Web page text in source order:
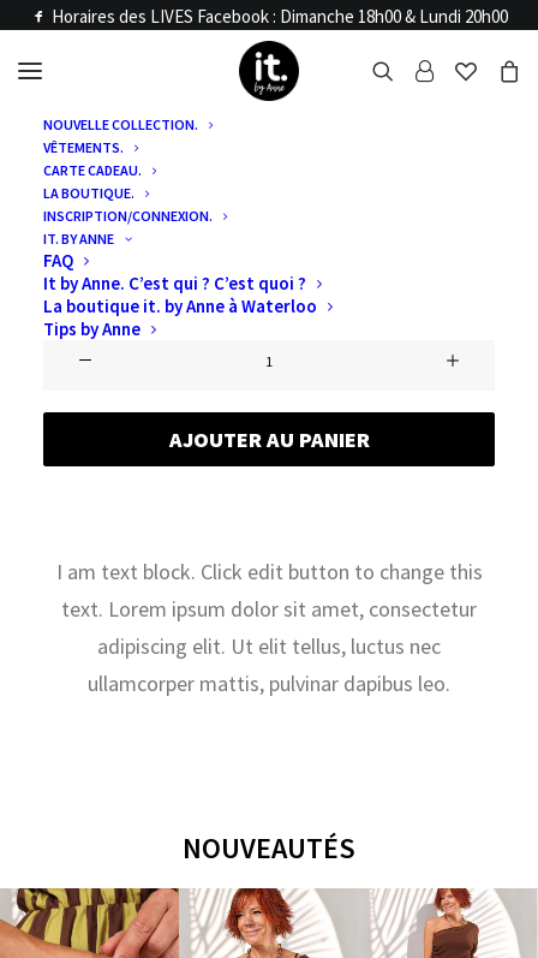
Horaires des LIVES Facebook : Dimanche 18h00 & Lundi 20h00
NOUVELLE COLLECTION.
VÊTEMENTS.
CARTE CADEAU.
LA BOUTIQUE.
INSCRIPTION/CONNEXION.
IT. BY ANNE
FAQ
It by Anne. C’est qui ? C’est quoi ?
La boutique it. by Anne à Waterloo
Tips by Anne
Accueil Articles LIVE
LIVE SOLDES 3
€0,00
LIVE
SOLDES
3
AJOUTER AU PANIER
I am text block. Click edit button to change this
text. Lorem ipsum dolor sit amet, consectetur
adipiscing elit. Ut elit tellus, luctus nec
ullamcorper mattis, pulvinar dapibus leo.
NOUVEAUTÉS